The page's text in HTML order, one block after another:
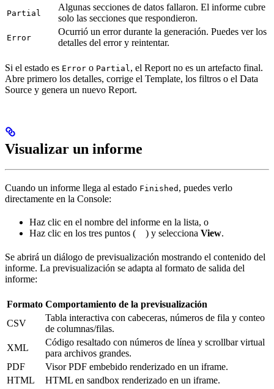
Partial
Algunas secciones de datos fallaron. El informe cubre
solo las secciones que respondieron.
Error
Ocurrió un error durante la generación. Puedes ver los
detalles del error y reintentar.
Si el estado es Error o Partial , el Report no es un artefacto final.
Abre primero los detalles, corrige el Template, los filtros o el Data
Source y genera un nuevo Report.
Visualizar un informe
Cuando un informe llega al estado Finished , puedes verlo
directamente en la Console:
Haz clic en el nombre del informe en la lista, o
Haz clic en los tres puntos (
) y selecciona View.
Se abrirá un diálogo de previsualización mostrando el contenido del
informe. La previsualización se adapta al formato de salida del
informe:
Formato Comportamiento de la previsualización
CSV
Tabla interactiva con cabeceras, números de fila y conteo
de columnas/filas.
XML
Código resaltado con números de línea y scrollbar virtual
para archivos grandes.
PDF
Visor PDF embebido renderizado en un iframe.
HTML
HTML en sandbox renderizado en un iframe.